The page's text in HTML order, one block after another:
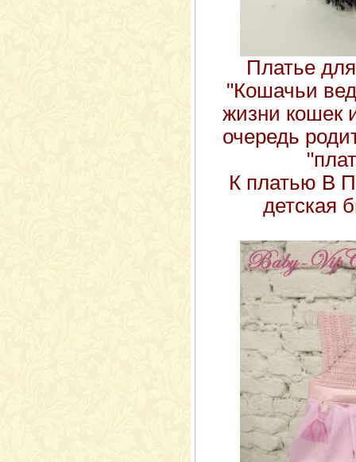
Платье
"Кошачьи
жизни кошек
очередь
К платью В
детская